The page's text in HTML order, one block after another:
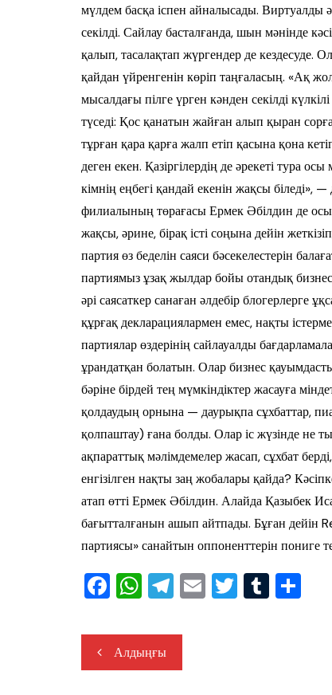
мүлдем басқа іспен айналысады. Виртуалды
секілді. Сайлау басталғанда, шын мәнінде
қалып, тасалақтап жүргендер де кездесуде.
қайдан үйренгенін көріп таңғаласың. «Ақ
мысалдағы пілге үрген кәнден секілді
түседі: Қос қанатын жайған алып қыран
тұрған қара қарға жалп етіп қасына қона
деген екен. Қазіргілердің де әрекеті тура
кімнің еңбегі қандай екенін жақсы
филиалының төрағасы Ермек Әбілдин де
жақсы, әрине, бірақ істі соңына дейін
партия өз беделін саяси бәсекелестерін
партиямыз ұзақ жылдар бойы отандық
әрі саясаткер санаған әлдебір блогерлерге
құрғақ декларациялармен емес, нақты
партиялар өздерінің сайлауалды
ұрандатқан болатын. Олар бизнес
бәріне бірдей тең мүмкіндіктер жасауға
қолдаудың орнына — даурықпа сұхбаттар,
қолпаштау) ғана болды. Олар іс жүзінде не
ақпараттық мәлімдемелер жасап, сұхбат
енгізілген нақты заң жобалары қайда?
атап өтті Ермек Әбілдин. Алайда Қазыбек
бағытталғанын ашып айтпады. Бұған дейін
партиясы» санайтын оппоненттерін пониге
F
c
e
W
at
s
T
e
gr
E T T
Жазба
навигациясы
Алдыңғы